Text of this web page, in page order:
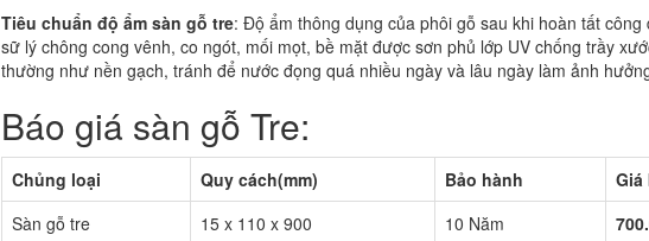
Tiêu chuẩn độ ẩm sàn gỗ tre: Độ ẩm thông dụng của phôi gỗ sau khi hoàn tất
sữ lý chông cong vênh, co ngót, mối mọt, bề mặt được sơn phủ lớp UV chống trầy
thường như nền gạch, tránh để nước đọng quá nhiều ngày và lâu ngày làm ảnh
Báo giá sàn gỗ Tre:
Chủng loại Quy cách(mm) Bảo hành
Giá
Sàn gỗ tre
15 x 110 x 900 10 Năm